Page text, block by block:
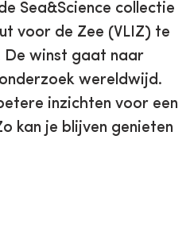
Sea&Science collectie
voor de Zee (VLIZ) te
De winst gaat naar
wereldwijd.
inzichten voor een
kan je blijven genieten